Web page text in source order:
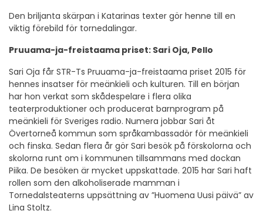
Den briljanta skärpan i Katarinas texter gör henne till en
viktig förebild för tornedalingar.
Pruuama-ja-freistaama priset: Sari Oja, Pello
Sari Oja får STR-Ts Pruuama-ja-freistaama priset 2015 för
hennes insatser för meänkieli och kulturen. Till en början
har hon verkat som skådespelare i flera olika
teaterproduktioner och producerat barnprogram på
meänkieli för Sveriges radio. Numera jobbar Sari åt
Övertorneå kommun som språkambassadör för meänkieli
och finska. Sedan flera år gör Sari besök på förskolorna och
skolorna runt om i kommunen tillsammans med dockan
Piika. De besöken är mycket uppskattade. 2015 har Sari haft
rollen som den alkoholiserade mamman i
Tornedalsteaterns uppsättning av ”Huomena Uusi päivä” av
Lina Stoltz.